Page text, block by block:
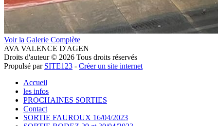
Voir la Galerie Complète
AVA VALENCE D'AGEN
Droits d'auteur © 2026 Tous droits réservés
Propulsé par SITE123 - Créer un site internet
Accueil
les infos
PROCHAINES SORTIES
Contact
SORTIE FAUROUX 16/04/2023